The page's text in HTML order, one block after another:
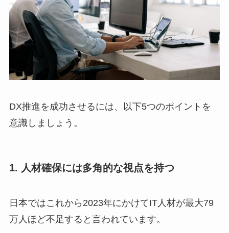
DX推進を成功させるには、以下5つのポイントを
意識しましょう。
1. 人材確保には多角的な視点を持つ
日本ではこれから2023年にかけてIT人材が最大79
万人ほど不足すると言われています。